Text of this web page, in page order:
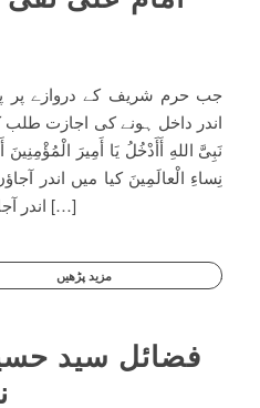
جب حرم شریف کے دروازے پر
اندر داخل ہونے کی اجازت طلب
نَبِیَّ اللهِ أَأَدْخُلُ یَا أَمِیرَ
نِساءِ الْعالَمِینَ کیا میں اندر
اندر آجاؤں اے مومنوں کے امیر(ع) کیا […]
مزید پڑھیں
فضائل سید